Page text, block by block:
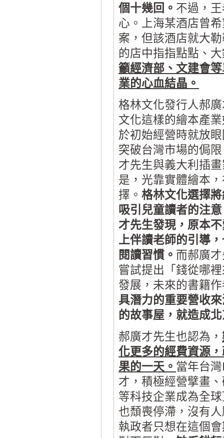
個十幾回。 不過，
心。上海某酒店曾
案，但該酒店就大
的店中指指點點、
籲經濟部、文建會
業的心血結晶。
格林文化發行人郝
文化這樣的繪本產
於初始經營時就放
突破台灣市場的侷
才先生與義大利插
是，光靠實體繪本
擇。 格林文化選擇
吸引兒童讀者的注
才先生發現，原本
上伴讀老師的引導
閱讀習慣。 而郝廣
嘗試提出「錢從哪
發展，未來的書籍
具潛力的重要營收
的故事屋，就造成
郝廣才先生也認為，
化更多的經費資源
果的一天。 當年台
才，積極經營擘畫
等科技企業成為全
也頹喪停滯，沒有
執政者只想在這個